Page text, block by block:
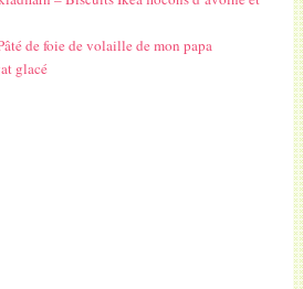
de foie de volaille de mon papa
glacé